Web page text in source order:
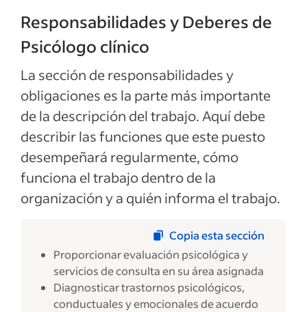
Responsabilidades y Deberes de
Psicólogo clínico
La sección de responsabilidades y
obligaciones es la parte más importante
de la descripción del trabajo. Aquí debe
describir las funciones que este puesto
desempeñará regularmente, cómo
funciona el trabajo dentro de la
organización y a quién informa el trabajo.
Copia esta sección
Proporcionar evaluación psicológica y
servicios de consulta en su área asignada
Diagnosticar trastornos psicológicos,
conductuales y emocionales de acuerdo